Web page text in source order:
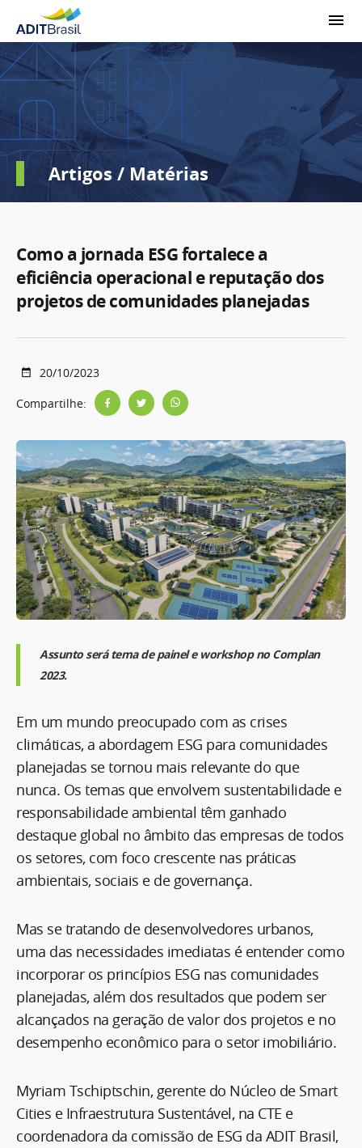
Artigos / Matérias
Como a jornada ESG fortalece a
eficiência operacional e reputação dos
projetos de comunidades planejadas
20/10/2023
Compartilhe:
Assunto será tema de painel e workshop no Complan
2023.
Em um mundo preocupado com as crises
climáticas, a abordagem ESG para comunidades
planejadas se tornou mais relevante do que
nunca. Os temas que envolvem sustentabilidade e
responsabilidade ambiental têm ganhado
destaque global no âmbito das empresas de todos
os setores, com foco crescente nas práticas
ambientais, sociais e de governança.
Mas se tratando de desenvolvedores urbanos,
uma das necessidades imediatas é entender como
incorporar os princípios ESG nas comunidades
planejadas, além dos resultados que podem ser
alcançados na geração de valor dos projetos e no
desempenho econômico para o setor imobiliário.
Myriam Tschiptschin, gerente do Núcleo de Smart
Cities e Infraestrutura Sustentável, na CTE e
coordenadora da comissão de ESG da ADIT Brasil,